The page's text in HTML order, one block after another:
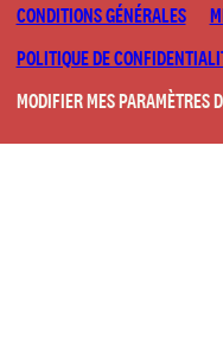
CONDITIONS GÉNÉRALES
POLITIQUE DE
MODIFIER MES PARAMÈTRES